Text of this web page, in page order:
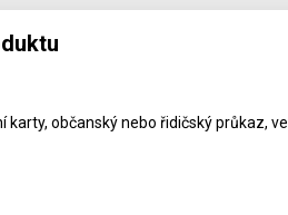
občanský nebo řidičský průkaz,